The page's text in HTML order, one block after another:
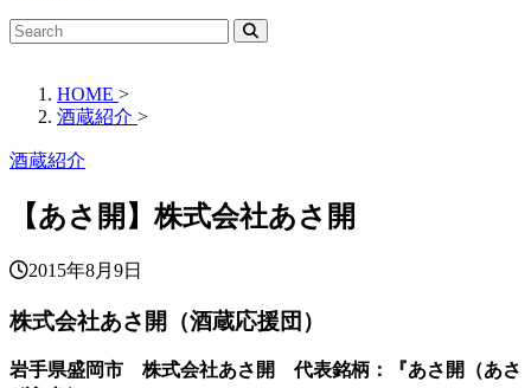
HOME >
酒蔵紹介 >
酒蔵紹介
【あさ開】株式会社あさ開
2015年8月9日
株式会社あさ開（酒蔵応援団）
岩手県盛岡市 株式会社あさ開 代表銘柄：『あさ開（あさ